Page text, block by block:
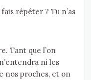
répéter ? Tu n’as
Tant que l’on
ni les
nos proches, et on